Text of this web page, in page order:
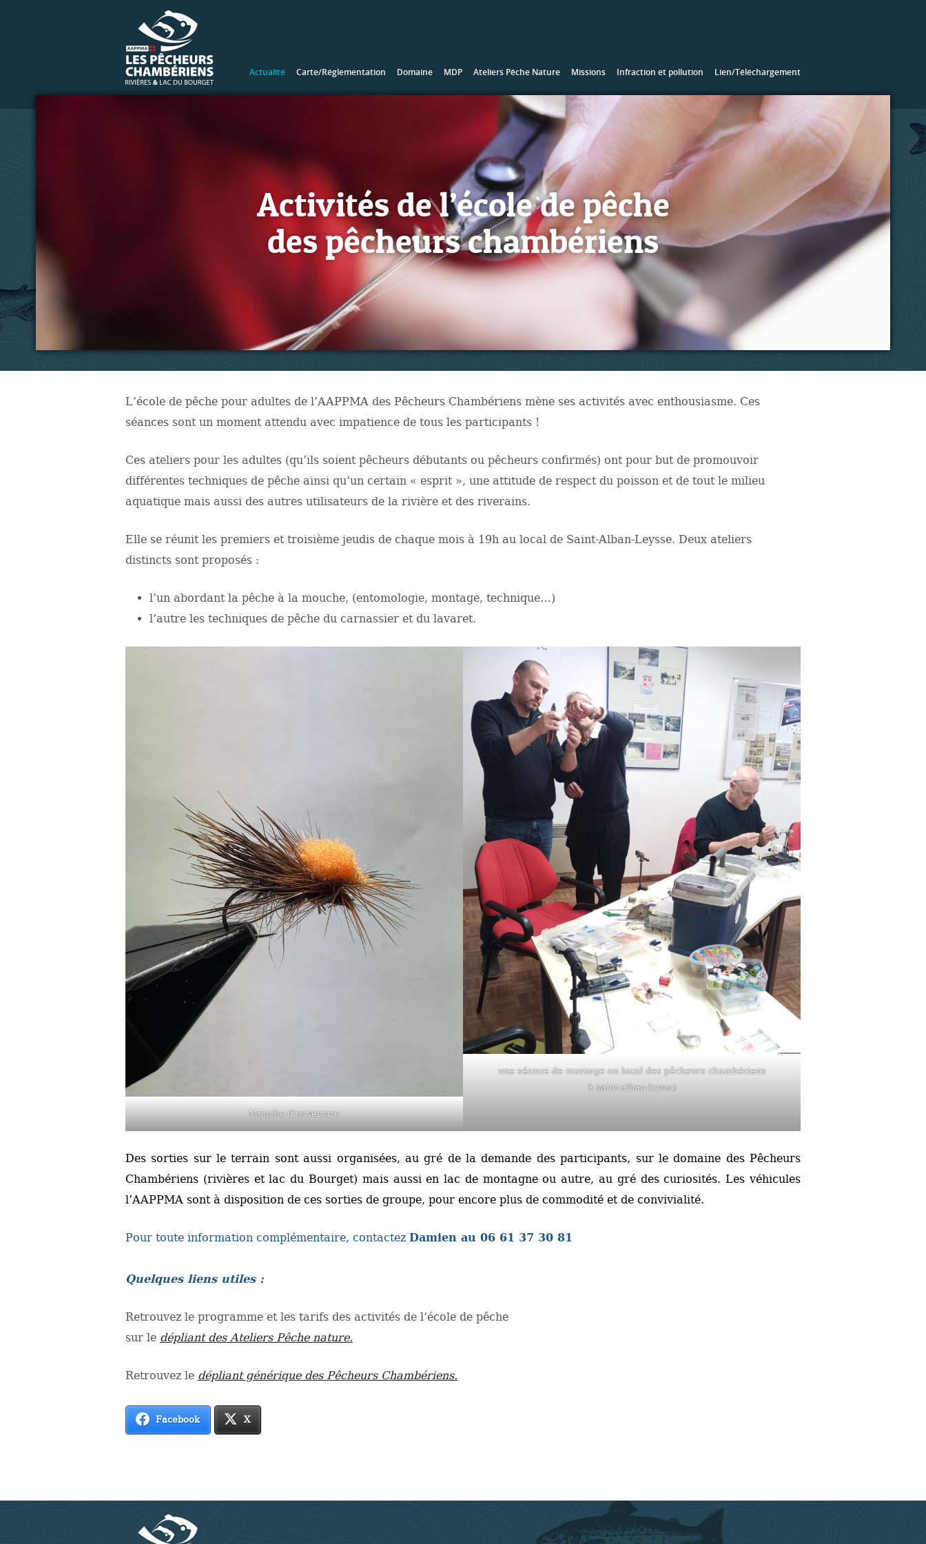
Actualité Carte/Réglementation Domaine MDP Ateliers Pêche Nature Missions Infraction et pollution Lien/Téléchargement
Activités de l’école de pêche
des pêcheurs chambériens
L’école de pêche pour adultes de l’AAPPMA des Pêcheurs Chambériens mène ses activités avec enthousiasme. Ces
séances sont un moment attendu avec impatience de tous les participants !
Ces ateliers pour les adultes (qu’ils soient pêcheurs débutants ou pêcheurs confirmés) ont pour but de promouvoir
différentes techniques de pêche ainsi qu’un certain « esprit », une attitude de respect du poisson et de tout le milieu
aquatique mais aussi des autres utilisateurs de la rivière et des riverains.
Elle se réunit les premiers et troisième jeudis de chaque mois à 19h au local de Saint-Alban-Leysse. Deux ateliers
distincts sont proposés :
l’un abordant la pêche à la mouche, (entomologie, montage, technique…)
l’autre les techniques de pêche du carnassier et du lavaret.
Mouche d’ouverture
une séance de montage au local des pêcheurs chambériens
à saint-alban-leysse
Des sorties sur le terrain sont aussi organisées, au gré de la demande des participants, sur le domaine des Pêcheurs
Chambériens (rivières et lac du Bourget) mais aussi en lac de montagne ou autre, au gré des curiosités. Les véhicules
l’AAPPMA sont à disposition de ces sorties de groupe, pour encore plus de commodité et de convivialité.
Pour toute information complémentaire, contactez Damien au 06 61 37 30 81
Quelques liens utiles :
Retrouvez le programme et les tarifs des activités de l’école de pêche
sur le dépliant des Ateliers Pêche nature.
Retrouvez le dépliant générique des Pêcheurs Chambériens.
Facebook X